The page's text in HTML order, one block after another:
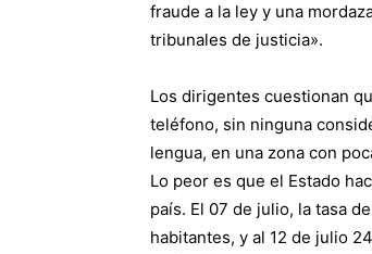
fraude a la ley y una
tribunales de justicia».
Los dirigentes cuestionan
teléfono, sin ninguna
lengua, en una zona con
Lo peor es que el Estado
país. El 07 de julio, la tasa
habitantes, y al 12 de julio